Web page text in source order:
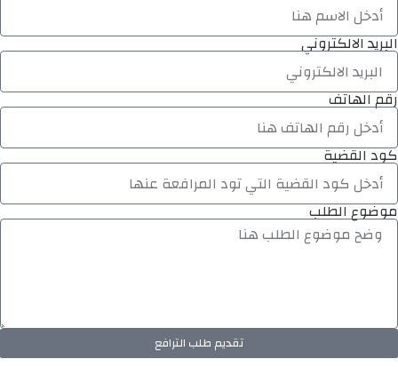
البريد الالكتروني
رقم الهاتف
كود القضية
موضوع الطلب
تقديم طلب الترافع